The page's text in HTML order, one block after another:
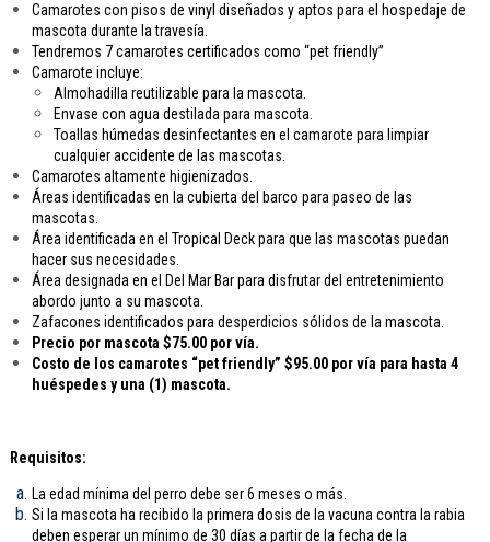
Camarotes con pisos de vinyl diseñados y aptos para el hospedaje de
mascota durante la travesía.
Tendremos 7 camarotes certificados como “pet friendly”
Camarote incluye:
Almohadilla reutilizable para la mascota.
Envase con agua destilada para mascota.
Toallas húmedas desinfectantes en el camarote para limpiar
cualquier accidente de las mascotas.
Camarotes altamente higienizados.
Áreas identificadas en la cubierta del barco para paseo de las
mascotas.
Área identificada en el Tropical Deck para que las mascotas puedan
hacer sus necesidades.
Área designada en el Del Mar Bar para disfrutar del entretenimiento
abordo junto a su mascota.
Zafacones identificados para desperdicios sólidos de la mascota.
Precio por mascota $75.00 por vía.
Costo de los camarotes “pet friendly” $95.00 por vía para hasta 4
huéspedes y una (1) mascota.
Requisitos:
La edad mínima del perro debe ser 6 meses o más.
Si la mascota ha recibido la primera dosis de la vacuna contra la rabia
deben esperar un mínimo de 30 días a partir de la fecha de la